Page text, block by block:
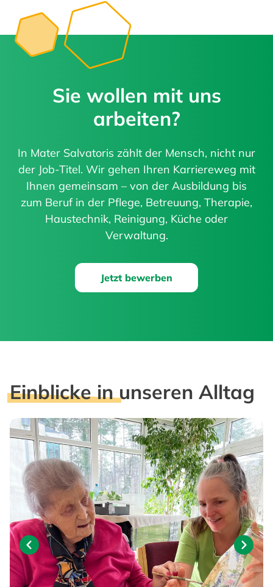
Sie wollen mit uns
arbeiten?
In Mater Salvatoris zählt der Mensch, nicht nur
der Job-Titel. Wir gehen Ihren Karriereweg mit
Ihnen gemeinsam – von der Ausbildung bis
zum Beruf in der Pflege, Betreuung, Therapie,
Haustechnik, Reinigung, Küche oder
Verwaltung.
Jetzt bewerben
Einblicke inunseren Alltag